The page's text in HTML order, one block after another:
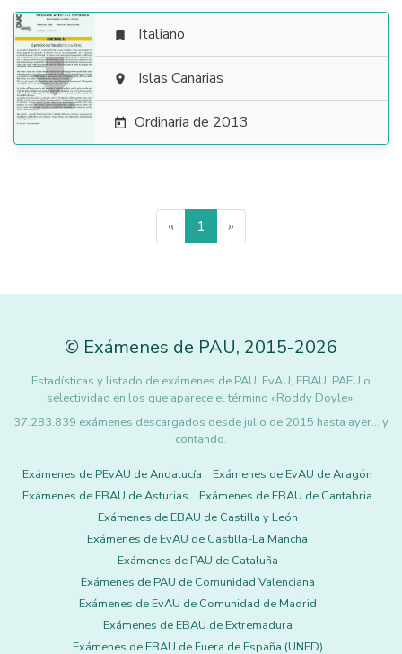

 Italiano
 Islas Canarias
 Ordinaria de 2013
« 1 »
© Exámenes de PAU, 2015-2026
Estadísticas y listado de exámenes de PAU, EvAU, EBAU, PAEU o
selectividad en los que aparece el término «Roddy Doyle».
37.283.839 exámenes descargados desde julio de 2015 hasta ayer... y
contando.
Exámenes de PEvAU de Andalucía
Exámenes de EvAU de Aragón
Exámenes de EBAU de Asturias
Exámenes de EBAU de Cantabria
Exámenes de EBAU de Castilla y León
Exámenes de EvAU de Castilla-La Mancha
Exámenes de PAU de Cataluña
Exámenes de PAU de Comunidad Valenciana
Exámenes de EvAU de Comunidad de Madrid
Exámenes de EBAU de Extremadura
Exámenes de EBAU de Fuera de España (UNED)